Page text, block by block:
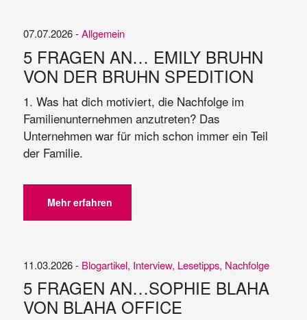
07.07.2026 -Allgemein
5 FRAGEN AN… EMILY BRUHN
VON DER BRUHN SPEDITION
1. Was hat dich motiviert, die Nachfolge im
Familienunternehmen anzutreten? Das
Unternehmen war für mich schon immer ein Teil
der Familie.
Mehr erfahren
11.03.2026 - Blogartikel, Interview, Lesetipps, Nachfolge
5 FRAGEN AN…SOPHIE BLAHA
VON BLAHA OFFICE